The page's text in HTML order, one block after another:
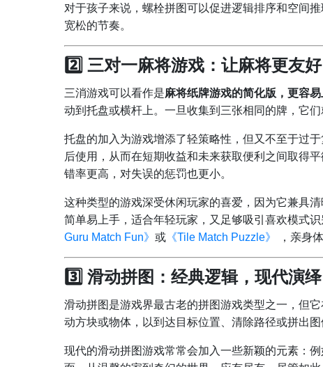
对于孩子来说，螺栓拼图可以促进逻辑排序和空间
宽松的节奏。
2️⃣ 三对一麻将游戏：让麻将更友好
三消游戏可以看作是麻将纸牌游戏的简化版，更容
动到托盘或横杆上。一旦收集到三张相同的牌，它们
托盘的加入为游戏增添了轻策略性，但又不至于过
后使用，从而在短期收益和未来获取便利之间取得
错率更高，对失误的惩罚也更小。
这种类型的游戏深受休闲玩家的喜爱，因为它兼具
简单易上手，适合年轻玩家，又足够吸引喜欢模式
Guru Match Fun》 或 《Tile Match Puzzle》 ，亲身
3️⃣ 滑动拼图：经典逻辑，现代演绎
滑动拼图是游戏界最古老的拼图游戏类型之一，但
动方块或物体，以到达目标位置、清除路径或拼出图
现代的滑动拼图游戏常常会加入一些新颖的元素：